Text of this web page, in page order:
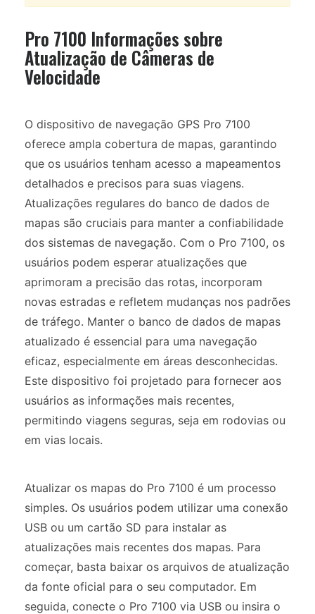
Pro 7100 Informações sobre
Atualização de Câmeras de
Velocidade
O dispositivo de navegação GPS Pro 7100
oferece ampla cobertura de mapas, garantindo
que os usuários tenham acesso a mapeamentos
detalhados e precisos para suas viagens.
Atualizações regulares do banco de dados de
mapas são cruciais para manter a confiabilidade
dos sistemas de navegação. Com o Pro 7100, os
usuários podem esperar atualizações que
aprimoram a precisão das rotas, incorporam
novas estradas e refletem mudanças nos padrões
de tráfego. Manter o banco de dados de mapas
atualizado é essencial para uma navegação
eficaz, especialmente em áreas desconhecidas.
Este dispositivo foi projetado para fornecer aos
usuários as informações mais recentes,
permitindo viagens seguras, seja em rodovias ou
em vias locais.
Atualizar os mapas do Pro 7100 é um processo
simples. Os usuários podem utilizar uma conexão
USB ou um cartão SD para instalar as
atualizações mais recentes dos mapas. Para
começar, basta baixar os arquivos de atualização
da fonte oficial para o seu computador. Em
seguida, conecte o Pro 7100 via USB ou insira o